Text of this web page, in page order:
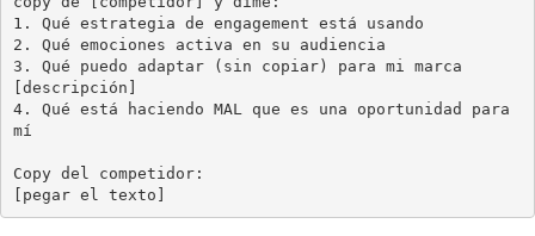
1. Qué estrategia de engagement está usando
2. Qué emociones activa en su audiencia
3. Qué puedo adaptar (sin copiar) para mi marca
[descripción]
4. Qué está haciendo MAL que es una oportunidad para
mí
Copy del competidor:
[pegar el texto]